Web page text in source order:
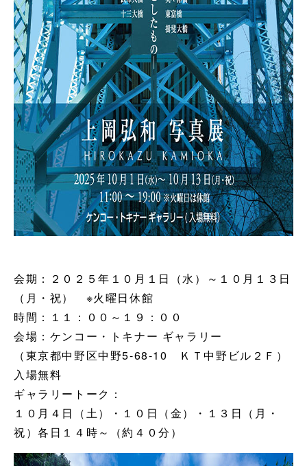
会期：２０２５年１０月１日（水）～１０月１３日
（月・祝） ※火曜日休館
時間：１１：００～１９：００
会場：ケンコー・トキナー ギャラリー
（東京都中野区中野5-68-10 ＫＴ中野ビル２Ｆ）
入場無料
ギャラリートーク：
１０月４日（土）・１０日（金）・１３日（月・
祝）各日１４時～（約４０分）